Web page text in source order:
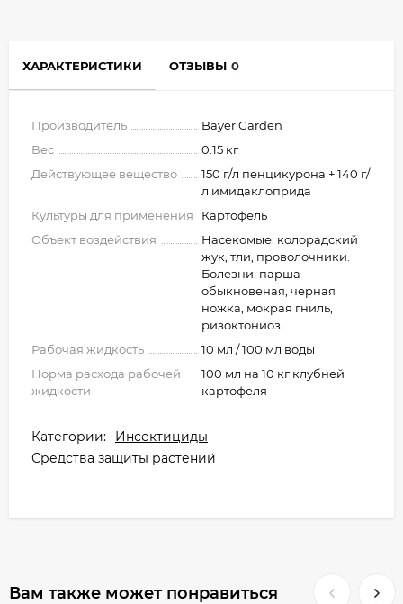
ХАРАКТЕРИСТИКИ ОТЗЫВЫ 0
Производитель
Bayer Garden
Вес
0.15 кг
Действующее вещество
150 г/л пенцикурона + 140 г/
л имидаклоприда
Культуры для применения
Картофель
Объект воздействия
Насекомые: колорадский
жук, тли, проволочники.
Болезни: парша
обыкновеная, черная
ножка, мокрая гниль,
ризоктониоз
Рабочая жидкость
10 мл / 100 мл воды
Норма расхода рабочей
жидкости
100 мл на 10 кг клубней
картофеля
Категории:
Инсектициды
Средства защиты растений
Вам также может понравиться